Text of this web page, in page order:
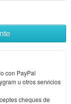
con PayPal
u otros servicios
cheques de